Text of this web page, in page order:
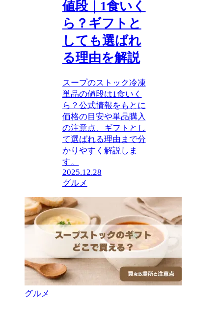
値段｜1食いく
ら？ギフトと
しても選ばれ
る理由を解説
スープのストック冷凍
単品の値段は1食いく
ら？公式情報をもとに
価格の目安や単品購入
の注意点、ギフトとし
て選ばれる理由まで分
かりやすく解説しま
す。
2025.12.28
グルメ
グルメ